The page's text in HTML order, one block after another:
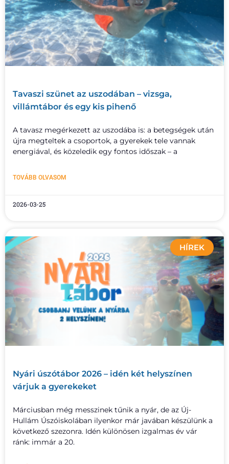
Tavaszi szünet az uszodában – vizsga,
villámtábor és egy kis pihenő
A tavasz megérkezett az uszodába is: a betegségek után
újra megteltek a csoportok, a gyerekek tele vannak
energiával, és közeledik egy fontos időszak – a
TOVÁBB OLVASOM
2026-03-25
HÍREK
Nyári úszótábor 2026 – idén két helyszínen
várjuk a gyerekeket
Márciusban még messzinek tűnik a nyár, de az Új-
Hullám Úszóiskolában ilyenkor már javában készülünk a
következő szezonra. Idén különösen izgalmas év vár
ránk: immár a 20.